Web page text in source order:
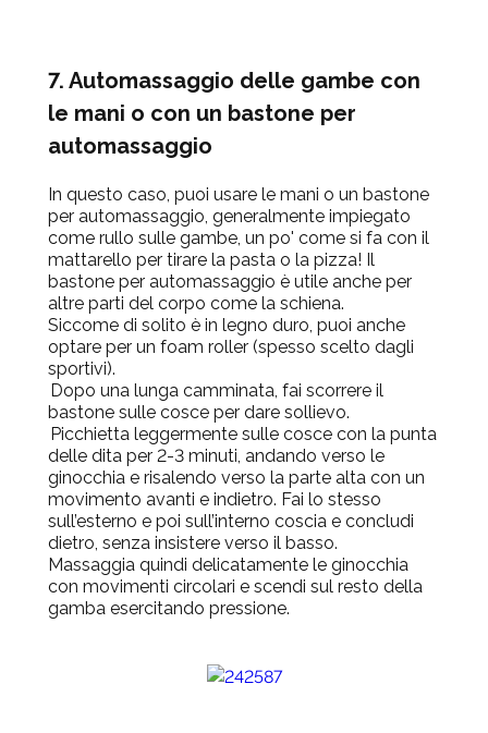
7. Automassaggio delle gambe con
le mani o con un bastone per
automassaggio
In questo caso, puoi usare le mani o un bastone
per automassaggio, generalmente impiegato
come rullo sulle gambe, un po' come si fa con il
mattarello per tirare la pasta o la pizza! Il
bastone per automassaggio è utile anche per
altre parti del corpo come la schiena.
Siccome di solito è in legno duro, puoi anche
optare per un foam roller (spesso scelto dagli
sportivi).
Dopo una lunga camminata, fai scorrere il
bastone sulle cosce per dare sollievo.
Picchietta leggermente sulle cosce con la punta
delle dita per 2-3 minuti, andando verso le
ginocchia e risalendo verso la parte alta con un
movimento avanti e indietro. Fai lo stesso
sull’esterno e poi sull’interno coscia e concludi
dietro, senza insistere verso il basso.
Massaggia quindi delicatamente le ginocchia
con movimenti circolari e scendi sul resto della
gamba esercitando pressione.